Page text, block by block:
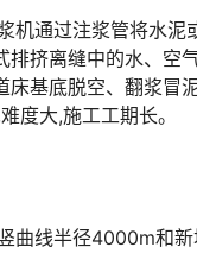
机通过注浆管将水
挤离缝中的水、空
基底脱空、翻浆冒
度大,施工工期长。󠅅󠅃󠄵󠅂󠄪󠇖󠆨󠆨󠇕󠆞󠆒󠅬󠇘󠆭󠆘󠇙󠆝󠅵󠇗󠆭󠆁󠄐󠇗󠅹󠅸󠇖󠆍󠅳󠇖󠅹󠅰󠇖󠆌󠅹
曲线半径4000m和